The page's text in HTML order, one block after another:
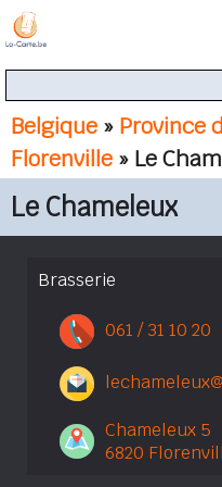
Belgique » Province
Florenville » Le
Le Chameleux
Brasserie
061 / 31 10 20
Chameleux 5
6820